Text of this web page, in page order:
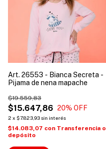
Art. 26553 - Bianca Secreta -
Pijama de nena mapache
$15.647,86
$19.559,83
20% OFF
2 x $7.823,93 sin interés
$14.083,07 con Transferencia o
depósito